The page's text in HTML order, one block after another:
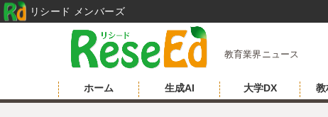
教育業界ニュース
ホーム 生成AI 大学DX 教
リシード メンバーズ